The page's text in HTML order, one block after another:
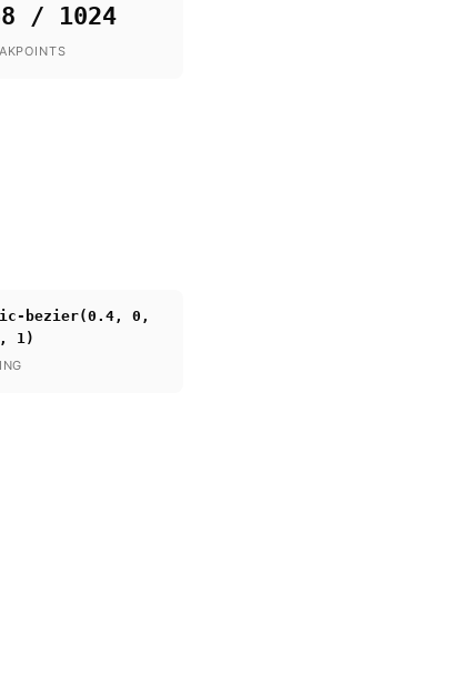
/ 1024
bezier(0.4, 0,
1)